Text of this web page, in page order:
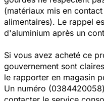
(matériaux mis en
alimentaires). Le rappel
d'aluminium après un
Si vous avez acheté ce
gouvernement sont
le rapporter en magasin
Un numéro